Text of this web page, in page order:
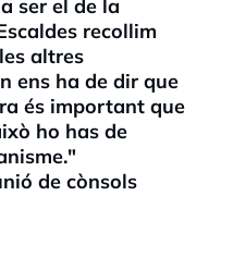
ser el de la
recollim
altres
ens ha de dir que
és important que
ho has de
de cònsols